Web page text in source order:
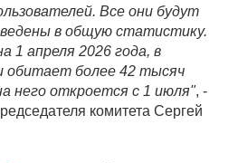
Все они будут
в общую статистику.
1 апреля 2026 года, в
обитает более 42 тысяч
него откроется с 1 июля", -
комитета Сергей